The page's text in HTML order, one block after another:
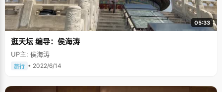
05:33
逛天坛 编导：侯海涛
UP主: 侯海涛
旅行 • 2022/6/14